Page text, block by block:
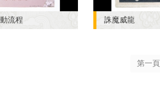
流程 誅魔威龍
第一頁